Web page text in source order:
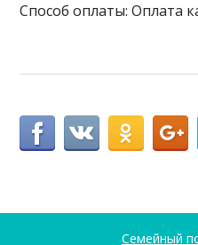
Способ оплаты: Оплата
Семейный